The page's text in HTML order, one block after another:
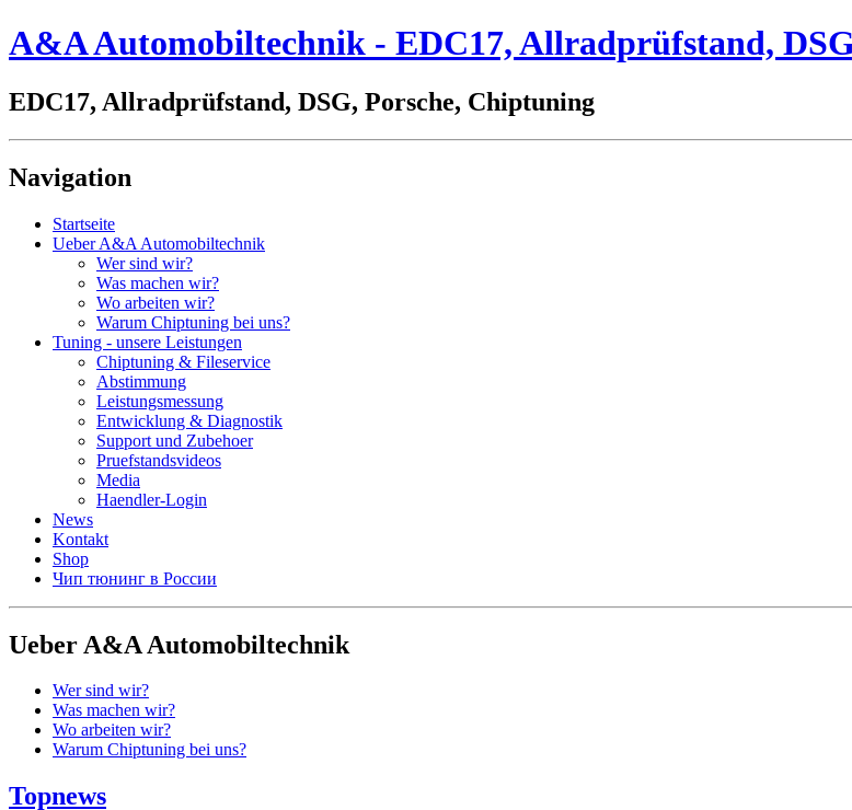
A&A Automobiltechnik - EDC17, Allradprüfstand,
EDC17, Allradprüfstand, DSG, Porsche, Chiptuning
Navigation
Startseite
Ueber A&A Automobiltechnik
Wer sind wir?
Was machen wir?
Wo arbeiten wir?
Warum Chiptuning bei uns?
Tuning - unsere Leistungen
Chiptuning & Fileservice
Abstimmung
Leistungsmessung
Entwicklung & Diagnostik
Support und Zubehoer
Pruefstandsvideos
Media
Haendler-Login
News
Kontakt
Shop
Чип тюнинг в России
Ueber A&A Automobiltechnik
Wer sind wir?
Was machen wir?
Wo arbeiten wir?
Warum Chiptuning bei uns?
Topnews